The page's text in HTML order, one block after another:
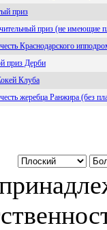
приз
приз (не имеющие
Краснодарского
приз Дерби
Клуба
жеребца Ранжира (без